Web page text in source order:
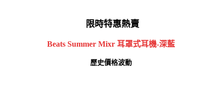
限時特惠熱賣
Beats Summer Mixr 耳罩式耳機-深藍
歷史價格波動